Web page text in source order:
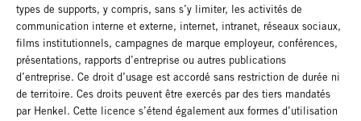
types de supports, y compris, sans s’y limiter, les activités de
communication interne et externe, internet, intranet, réseaux sociaux,
films institutionnels, campagnes de marque employeur, conférences,
présentations, rapports d’entreprise ou autres publications
d’entreprise. Ce droit d’usage est accordé sans restriction de durée ni
de territoire. Ces droits peuvent être exercés par des tiers mandatés
par Henkel. Cette licence s’étend également aux formes d’utilisation